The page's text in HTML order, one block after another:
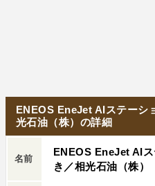
ENEOS EneJet AIステーシ
光石油（株）の詳細
名前
ENEOS EneJet AI
き／相光石油（株）